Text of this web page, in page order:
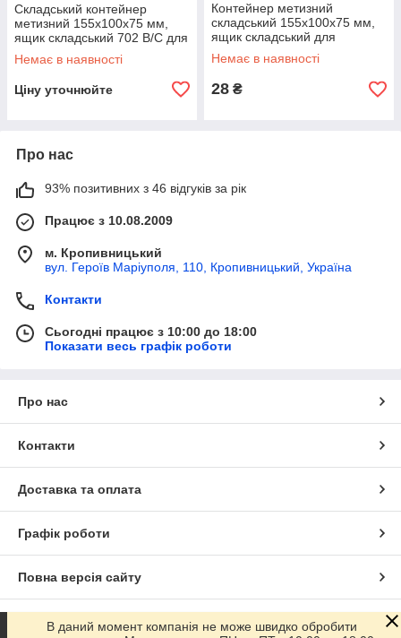
Складський контейнер
метизний 155х100х75 мм,
ящик складський 702 В/С для
зберігання дрібних виробів, з
вторинної сировини
Немає в наявності
Ціну уточнюйте
Контейнер метизний
складський 155х100х75 мм,
ящик складський для
зберігання дрібних виробів
702, з первинної сировини
Немає в наявності
28 ₴
Про нас
93% позитивних з 46 відгуків за рік
Працює з 10.08.2009
м. Кропивницький
вул. Героїв Маріуполя, 110, Кропивницький, Україна
Контакти
Сьогодні працює з 10:00 до 18:00
Показати весь графік роботи
Про нас
Контакти
Доставка та оплата
Графік роботи
Повна версія сайту
Сайт створено на маркетплейсі
В даний момент компанія не може швидко обробити